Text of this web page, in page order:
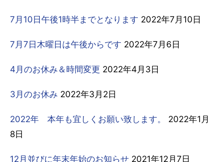
7月10日午後1時半までとなります 2022年7月10日
7月7日木曜日は午後からです 2022年7月6日
4月のお休み＆時間変更 2022年4月3日
3月のお休み 2022年3月2日
2022年 本年も宜しくお願い致します。
2022年1月
8日
12月並びに年末年始のお知らせ 2021年12月7日